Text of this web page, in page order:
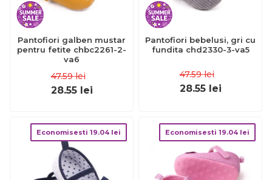
Pantofiori galben mustar
pentru fetite chbc2261-2-
va6
47.59 lei
28.55 lei
Pantofiori bebelusi, gri cu
fundita chd2330-3-va5
47.59 lei
28.55 lei
Economisesti 19.04 lei Economisesti 19.04 lei